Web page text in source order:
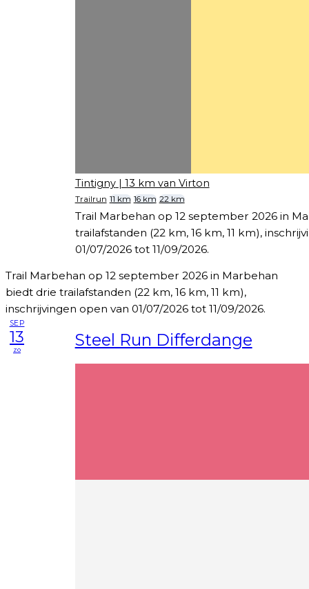
Tintigny | 13 km van Virton
Trailrun 11 km 16 km 22 km
Trail Marbehan op 12 september 2026 in
trailafstanden (22 km, 16 km, 11 km),
01/07/2026 tot 11/09/2026.
Trail Marbehan op 12 september 2026 in Marbehan
biedt drie trailafstanden (22 km, 16 km, 11 km),
inschrijvingen open van 01/07/2026 tot 11/09/2026.
SEP
13
zo Steel Run Differdange